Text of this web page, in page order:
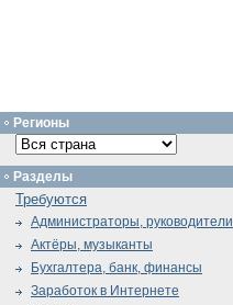
Регионы
Разделы
Требуются
Администраторы, руководители
Актёры, музыканты
Бухгалтера, банк, финансы
Заработок в Интернете